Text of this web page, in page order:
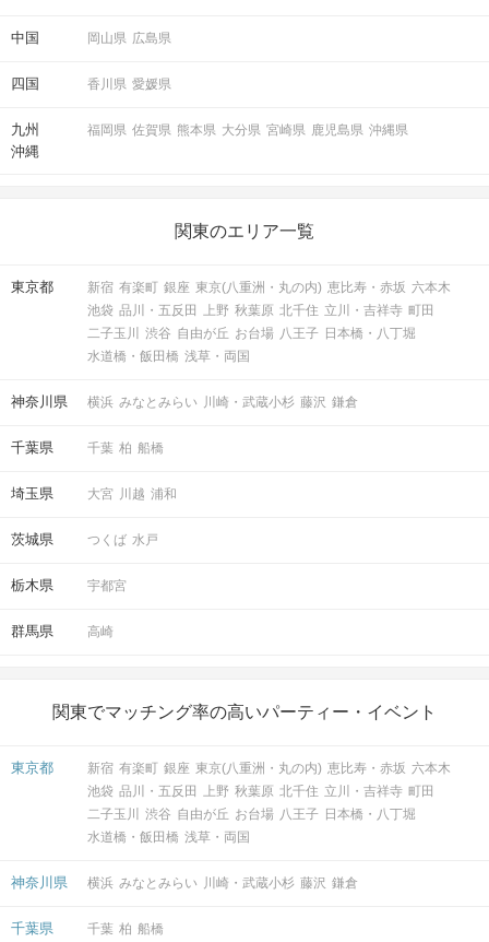
しばらく直進し、突き当たりを左に曲がります。
中国 岡山県 広島県
四国 香川県 愛媛県
九州
沖縄
福岡県 佐賀県 熊本県 大分県 宮崎県 鹿児島県 沖縄県
関東のエリア一覧
東京都 新宿 有楽町 銀座 東京(八重洲・丸の内) 恵比寿・赤坂 六本木
池袋 品川・五反田 上野 秋葉原 北千住 立川・吉祥寺 町田
二子玉川
渋谷 自由が丘 お台場 八王子 日本橋・八丁堀
水道橋・飯田橋 浅草・両国
神奈川県 横浜 みなとみらい 川崎・武蔵小杉 藤沢 鎌倉
千葉県 千葉 柏 船橋
埼玉県 大宮 川越 浦和
茨城県 つくば 水戸
栃木県 宇都宮
群馬県 高崎
関東でマッチング率の高いパーティー・イベント
東京都 新宿 有楽町 銀座 東京(八重洲・丸の内) 恵比寿・赤坂 六本木
池袋 品川・五反田 上野 秋葉原 北千住 立川・吉祥寺 町田
二子玉川
渋谷 自由が丘 お台場 八王子 日本橋・八丁堀
水道橋・飯田橋 浅草・両国
神奈川県 横浜 みなとみらい 川崎・武蔵小杉 藤沢 鎌倉
千葉県 千葉 柏 船橋